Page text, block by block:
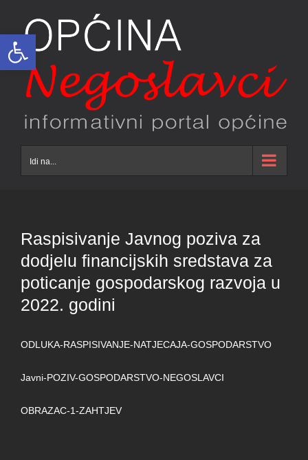
Open toolbar
content
Idi na...
Raspisivanje Javnog poziva za
dodjelu financijskih sredstava za
poticanje gospodarskog razvoja u
2022. godini
ODLUKA-RASPISIVANJE-NATJECAJA-GOSPODARSTVO
Javni-POZIV-GOSPODARSTVO-NEGOSLAVCI
OBRAZAC-1-ZAHTJEV